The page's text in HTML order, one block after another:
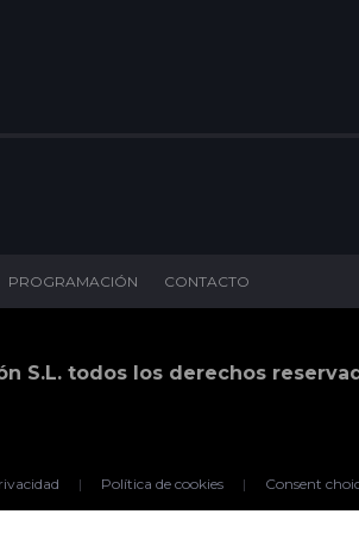
PROGRAMACIÓN CONTACTO
S.L. todos los derechos
| Política de cookies | Consent